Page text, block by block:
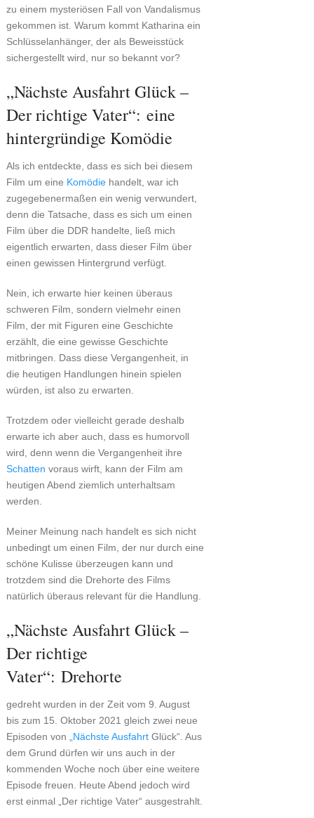
zu einem mysteriösen Fall von Vandalismus
gekommen ist. Warum kommt Katharina ein
Schlüsselanhänger, der als Beweisstück
sichergestellt wird, nur so bekannt vor?
„Nächste Ausfahrt Glück –
Der richtige Vater“: eine
hintergründige Komödie
Als ich entdeckte, dass es sich bei diesem
Film um eine Komödiehandelt, war ich
zugegebenermaßen ein wenig verwundert,
denn die Tatsache, dass es sich um einen
Film über die DDR handelte, ließ mich
eigentlich erwarten, dass dieser Film über
einen gewissen Hintergrund verfügt.
Nein, ich erwarte hier keinen überaus
schweren Film, sondern vielmehr einen
Film, der mit Figuren eine Geschichte
erzählt, die eine gewisse Geschichte
mitbringen. Dass diese Vergangenheit, in
die heutigen Handlungen hinein spielen
würden, ist also zu erwarten.
Trotzdem oder vielleicht gerade deshalb
erwarte ich aber auch, dass es humorvoll
wird, denn wenn die Vergangenheit ihre
Schatten voraus wirft, kann der Film am
heutigen Abend ziemlich unterhaltsam
werden.
Meiner Meinung nach handelt es sich nicht
unbedingt um einen Film, der nur durch eine
schöne Kulisse überzeugen kann und
trotzdem sind die Drehorte des Films
natürlich überaus relevant für die Handlung.
„Nächste Ausfahrt Glück –
Der richtige
Vater“: Drehorte
gedreht wurden in der Zeit vom 9. August
bis zum 15. Oktober 2021 gleich zwei neue
Episoden von
„Nächste AusfahrtGlück“. Aus
dem Grund dürfen wir uns auch in der
kommenden Woche noch über eine weitere
Episode freuen. Heute Abend jedoch wird
erst einmal „Der richtige Vater“ ausgestrahlt.